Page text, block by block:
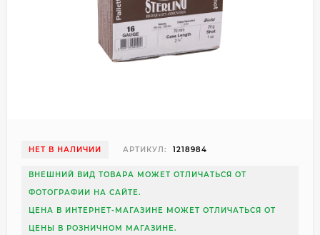
НЕТ В НАЛИЧИИ АРТИКУЛ: 1218984
ВНЕШНИЙ ВИД ТОВАРА МОЖЕТ ОТЛИЧАТЬСЯ ОТ
ФОТОГРАФИИ НА САЙТЕ.
ЦЕНА В ИНТЕРНЕТ-МАГАЗИНЕ МОЖЕТ ОТЛИЧАТЬСЯ ОТ
ЦЕНЫ В РОЗНИЧНОМ МАГАЗИНЕ.